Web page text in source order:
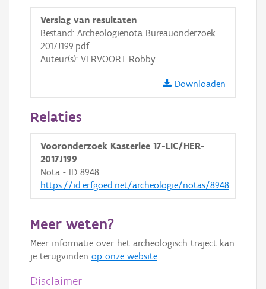
GRB-Basiskaart in grijswaarden
Verslag van resultaten
Bestand: Archeologienota Bureauonderzoek
2017J199.pdf
Auteur(s): VERVOORT Robby
Downloaden
Relaties
Vooronderzoek Kasterlee 17-LIC/HER-
2017J199
Nota - ID 8948
https://id.erfgoed.net/archeologie/notas/8948
Meer weten?
Meer informatie over het archeologisch traject kan
je terugvinden op onze website.
Disclaimer